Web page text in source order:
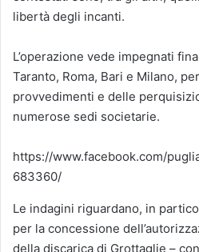
libertà degli incanti.
L’operazione vede impegnati
Taranto, Roma, Bari e Milano,
provvedimenti e delle
numerose sedi societarie.
https://www.facebook.com/
683360/
Le indagini riguardano, in
per la concessione
della discarica di Grottaglie –